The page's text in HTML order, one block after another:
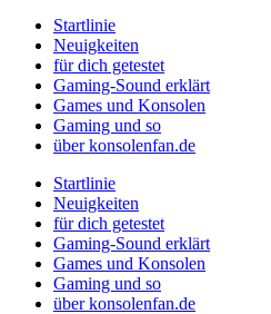
Startlinie
Neuigkeiten
für dich getestet
Gaming-Sound erklärt
Games und Konsolen
Gaming und so
über konsolenfan.de
Startlinie
Neuigkeiten
für dich getestet
Gaming-Sound erklärt
Games und Konsolen
Gaming und so
über konsolenfan.de